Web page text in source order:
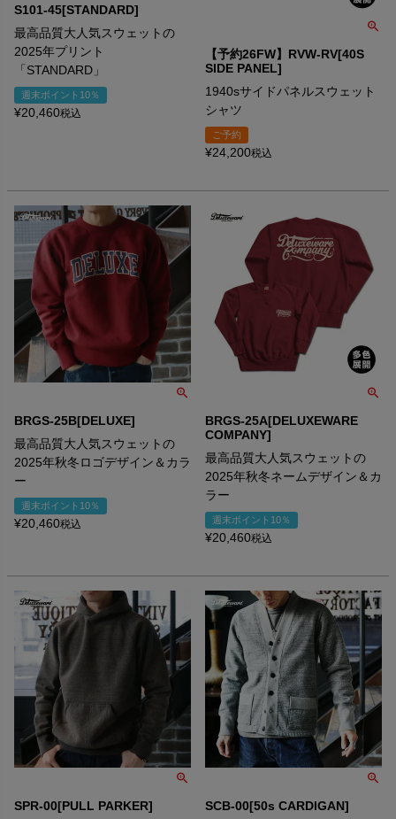
S101-45[STANDARD]
最高品質大人気スウェットの
2025年プリント
「STANDARD」
週末ポイント10％
¥20,460税込
【予約26FW】RVW-RV[40S
SIDE PANEL]
1940sサイドパネルスウェット
シャツ
ご予約
¥24,200税込
BRGS-25B[DELUXE]
最高品質大人気スウェットの
2025年秋冬ロゴデザイン＆カラ
ー
週末ポイント10％
¥20,460税込
BRGS-25A[DELUXEWARE
COMPANY]
最高品質大人気スウェットの
2025年秋冬ネームデザイン＆カ
ラー
週末ポイント10％
¥20,460税込
SPR-00[PULL PARKER] SCB-00[50s CARDIGAN]